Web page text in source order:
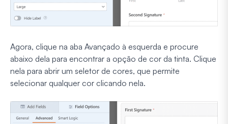
Agora, clique na aba Avançado à esquerda e procure
abaixo dela para encontrar a opção de cor da tinta. Clique
nela para abrir um seletor de cores, que permite
selecionar qualquer cor clicando nela.